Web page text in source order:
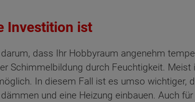
Investition ist
dass Ihr Hobbyraum angenehm
Schimmelbildung durch Feuchtigkeit.
In diesem Fall ist es umso wichtiger,
und eine Heizung einbauen. Auch für